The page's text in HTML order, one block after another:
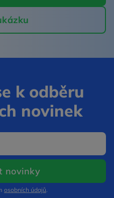
k odběru
novinek
novinkyOtevře se v
osobních údajů.